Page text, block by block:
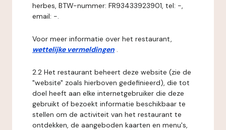
herbes, BTW-nummer: FR93433923901, tel: -,
email: -.
Voor meer informatie over het restaurant,
wettelijke vermeldingen .
2.2 Het restaurant beheert deze website (zie de
"website" zoals hierboven gedefinieerd), die tot
doel heeft aan elke internetgebruiker die deze
gebruikt of bezoekt informatie beschikbaar te
stellen om de activiteit van het restaurant te
ontdekken, de aangeboden kaarten en menu's,